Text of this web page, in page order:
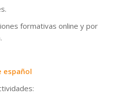
formativas online y por
español